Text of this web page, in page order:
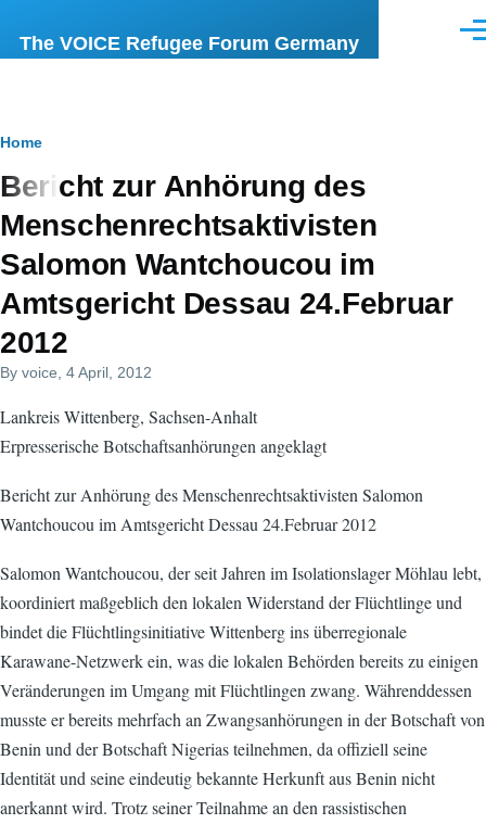
The VOICE Refugee Forum Germany
Breadcrumb
Home
Bericht zur Anhörung des
Menschenrechtsaktivisten
Salomon Wantchoucou im
Amtsgericht Dessau 24.Februar
2012
By voice , 4 April, 2012
Lankreis Wittenberg, Sachsen-Anhalt
Erpresserische Botschaftsanhörungen angeklagt
Bericht zur Anhörung des Menschenrechtsaktivisten Salomon
Wantchoucou im Amtsgericht Dessau 24.Februar 2012
Salomon Wantchoucou, der seit Jahren im Isolationslager Möhlau lebt,
koordiniert maßgeblich den lokalen Widerstand der Flüchtlinge und
bindet die Flüchtlingsinitiative Wittenberg ins überregionale
Karawane-Netzwerk ein, was die lokalen Behörden bereits zu einigen
Veränderungen im Umgang mit Flüchtlingen zwang. Währenddessen
musste er bereits mehrfach an Zwangsanhörungen in der Botschaft von
Benin und der Botschaft Nigerias teilnehmen, da offiziell seine
Identität und seine eindeutig bekannte Herkunft aus Benin nicht
anerkannt wird. Trotz seiner Teilnahme an den rassistischen